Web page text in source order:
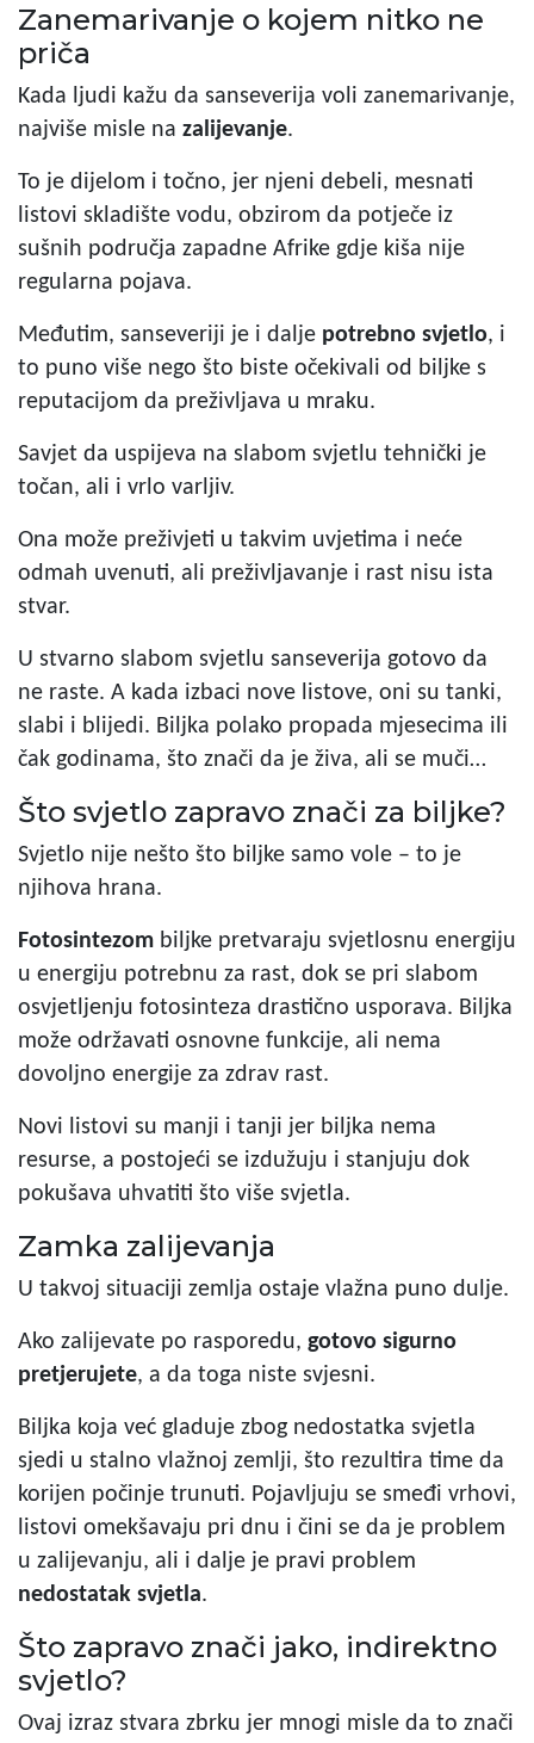
Zanemarivanje o kojem nitko ne
priča
Kada ljudi kažu da sanseverija voli zanemarivanje,
najviše misle na zalijevanje.
To je dijelom i točno, jer njeni debeli, mesnati
listovi skladište vodu, obzirom da potječe iz
sušnih područja zapadne Afrike gdje kiša nije
regularna pojava.
Međutim, sanseveriji je i dalje potrebno svjetlo, i
to puno više nego što biste očekivali od biljke s
reputacijom da preživljava u mraku.
Savjet da uspijeva na slabom svjetlu tehnički je
točan, ali i vrlo varljiv.
Ona može preživjeti u takvim uvjetima i neće
odmah uvenuti, ali preživljavanje i rast nisu ista
stvar.
U stvarno slabom svjetlu sanseverija gotovo da
ne raste. A kada izbaci nove listove, oni su tanki,
slabi i blijedi. Biljka polako propada mjesecima ili
čak godinama, što znači da je živa, ali se muči…
Što svjetlo zapravo znači za biljke?
Svjetlo nije nešto što biljke samo vole – to je
njihova hrana.
Fotosintezom biljke pretvaraju svjetlosnu energiju
u energiju potrebnu za rast, dok se pri slabom
osvjetljenju fotosinteza drastično usporava. Biljka
može održavati osnovne funkcije, ali nema
dovoljno energije za zdrav rast.
Novi listovi su manji i tanji jer biljka nema
resurse, a postojeći se izdužuju i stanjuju dok
pokušava uhvatiti što više svjetla.
Zamka zalijevanja
U takvoj situaciji zemlja ostaje vlažna puno dulje.
Ako zalijevate po rasporedu, gotovo sigurno
pretjerujete, a da toga niste svjesni.
Biljka koja već gladuje zbog nedostatka svjetla
sjedi u stalno vlažnoj zemlji, što rezultira time da
korijen počinje trunuti. Pojavljuju se smeđi vrhovi,
listovi omekšavaju pri dnu i čini se da je problem
u zalijevanju, ali i dalje je pravi problem
nedostatak svjetla.
Što zapravo znači jako, indirektno
svjetlo?
Ovaj izraz stvara zbrku jer mnogi misle da to znači